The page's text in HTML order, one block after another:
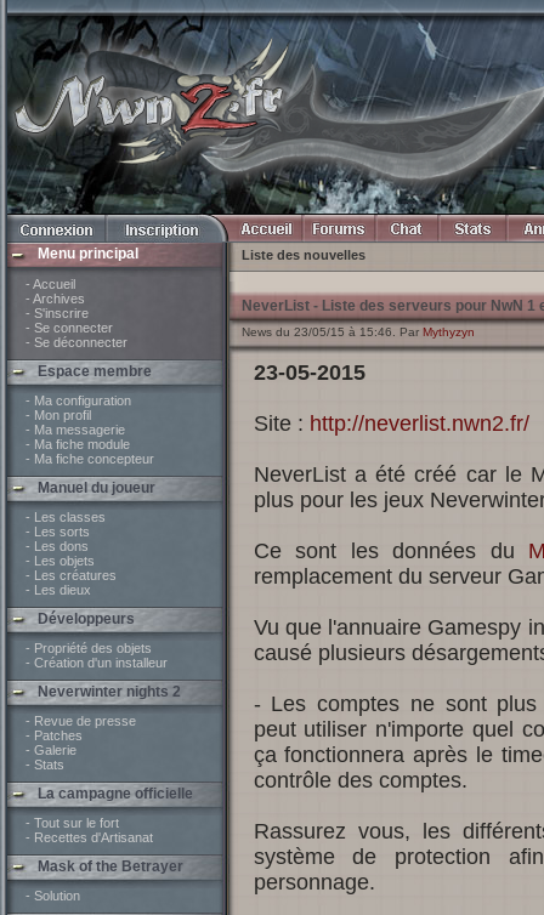
Menu principal
- Accueil
- Archives
- S'inscrire
- Se connecter
- Se déconnecter
Espace membre
- Ma configuration
- Mon profil
- Ma messagerie
- Ma fiche module
- Ma fiche concepteur
Manuel du joueur
- Les classes
- Les sorts
- Les dons
- Les objets
- Les créatures
- Les dieux
Développeurs
- Propriété des objets
- Création d'un installeur
Neverwinter nights 2
- Revue de presse
- Patches
- Galerie
- Stats
La campagne officielle
- Tout sur le fort
- Recettes d'Artisanat
Mask of the Betrayer
- Solution
Liste des nouvelles
NeverList - Liste des serveurs pour NwN 1
News du 23/05/15 à 15:46. Par Mythyzyn
23-05-2015
Site : http://neverlist.nwn2.fr/
NeverList a été créé car le
plus pour les jeux
Ce sont les données du
remplacement du serveur
Vu que l'annuaire Gamespy
causé plusieurs
- Les comptes ne sont plus
peut utiliser n'importe quel
ça fonctionnera après le
contrôle des comptes.
Rassurez vous, les
système de protection
personnage.